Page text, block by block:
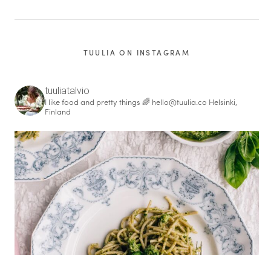
TUULIA ON INSTAGRAM
tuuliatalvio
I like food and pretty things 🌈 hello@tuulia.co Helsinki,
Finland